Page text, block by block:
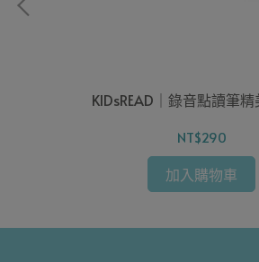
KIDsREAD｜錄音點讀筆
NT$290
加入購物車